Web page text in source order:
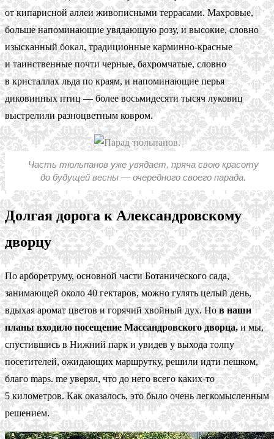
от кипарисной аллеи живописными террасами. Махровые,
больше напоминающие увядающую розу, и высокие, словно
изысканный бокал, традиционные карминно-красные
и таинственные почти черные, бахромчатые, словно
в кристаллах льда по краям, и напоминающие перья
диковинных птиц — более восьмидесяти тысяч луковиц
выстрелили разноцветным ковром.
Часть тюльпанов уже увядает, пряча свою красоту
до будущей весны — очередного своего парада.
Долгая дорога к Александровскому
дворцу
По арборетруму, основной части Ботанического сада,
занимающей около 40 гектаров, можно гулять целый день,
вдыхая аромат цветов и горячий хвойный дух. Нов наши
планы входило посещение Массандровского дворца,и мы,
спустившись в Нижний парк и увидев у выхода толпу
посетителей, ожидающих маршрутку, решили идти пешком,
благо maps. me уверял, что до него всего каких-то
5 километров. Как оказалось, это было очень легкомысленным
решением.